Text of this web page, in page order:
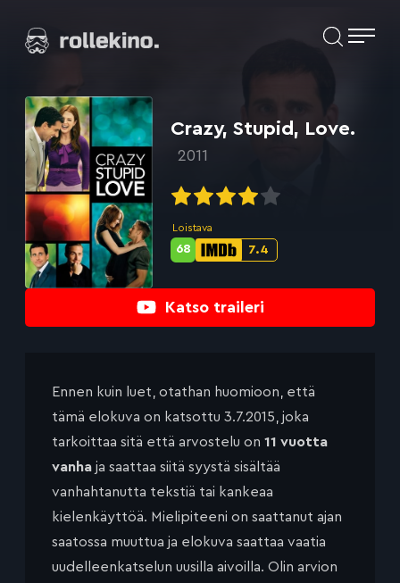
suoraan
Elokuvat ja elokuva-arviot | Rollekino.fi
jälkeen.
Katso traileri
Crazy, Stupid, Love.
2011
Loistava
IMDb-
7.4
Metascore-
68
Ennen kuin luet, otathan huomioon, että
tämä elokuva on katsottu 3.7.2015, joka
tarkoittaa sitä että arvostelu on 11 vuotta
vanha ja saattaa siitä syystä sisältää
vanhahtanutta tekstiä tai kankeaa
kielenkäyttöä. Mielipiteeni on saattanut ajan
saatossa muuttua ja elokuva saattaa vaatia
uudelleenkatselun uusilla aivoilla. Olin arvion